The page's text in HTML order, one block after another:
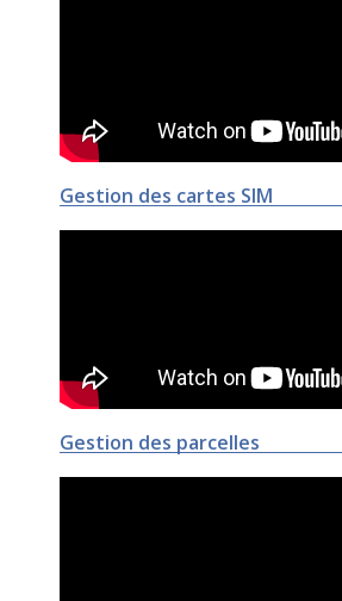
Gestion des cartes SIM
Gestion des parcelles